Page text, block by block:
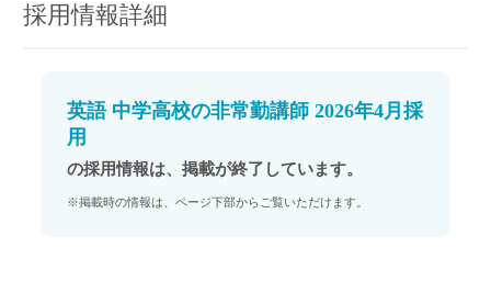
採用情報詳細
英語 中学高校の非常勤講師 2026年4月採
用
の採用情報は、掲載が終了しています。
※掲載時の情報は、ページ下部からご覧いただけます。